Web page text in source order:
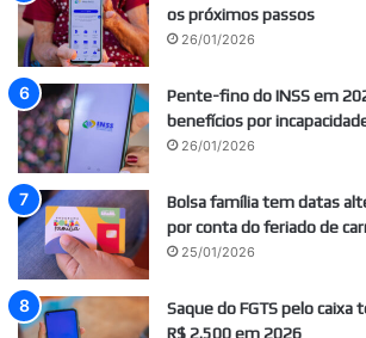
os próximos passos
26/01/2026
Pente-fino do INSS em
benefícios por
26/01/2026
Bolsa família tem datas
por conta do feriado de
25/01/2026
Saque do FGTS pelo caixa
R$ 2.500 em 2026